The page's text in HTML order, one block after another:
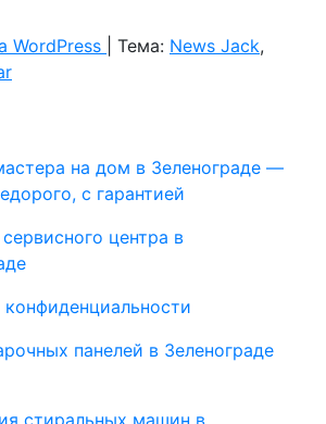
WordPress Тема: News Jack,
на дом в Зеленограде —
с гарантией
центра в
панелей в Зеленограде
стиральных машин в